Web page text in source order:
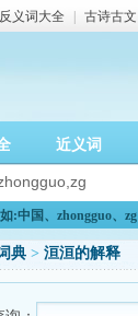
反义词大全 古诗古文
近义词
:中国、zhongguo、zg
典 > 洹洹的解释